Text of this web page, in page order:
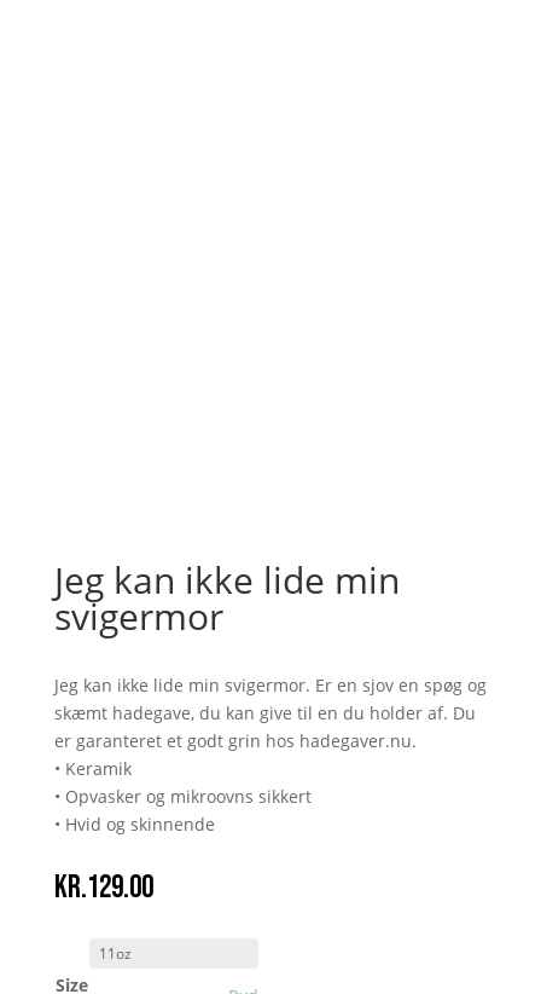
Jeg kan ikke lide min
svigermor
Jeg kan ikke lide min svigermor. Er en sjov en spøg og
skæmt hadegave, du kan give til en du holder af. Du
er garanteret et godt grin hos hadegaver.nu.
• Keramik
• Opvasker og mikroovns sikkert
• Hvid og skinnende
kr.129.00
Size